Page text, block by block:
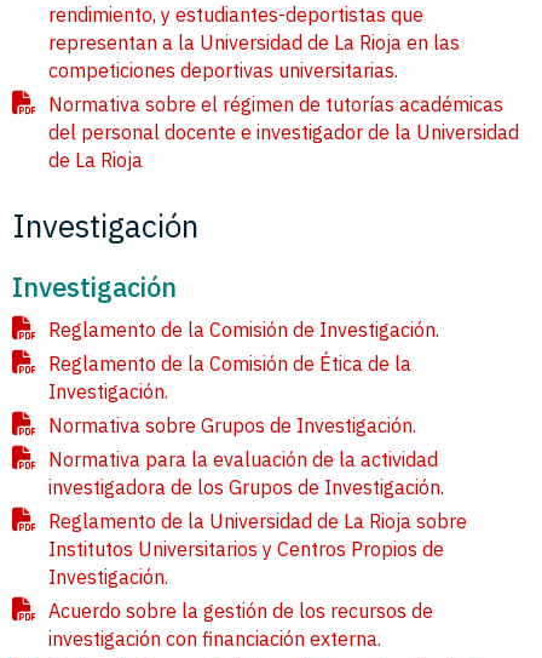
rendimiento, y estudiantes-deportistas que
representan a la Universidad de La Rioja en las
competiciones deportivas universitarias.
Normativa sobre el régimen de tutorías académicas
del personal docente e investigador de la Universidad
de La Rioja
Investigación
Investigación
Reglamento de la Comisión de Investigación.
Reglamento de la Comisión de Ética de la
Investigación.
Normativa sobre Grupos de Investigación.
Normativa para la evaluación de la actividad
investigadora de los Grupos de Investigación.
Reglamento de la Universidad de La Rioja sobre
Institutos Universitarios y Centros Propios de
Investigación.
Acuerdo sobre la gestión de los recursos de
investigación con financiación externa.